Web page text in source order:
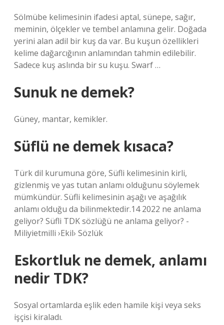
Sölmübe kelimesinin ifadesi aptal, sünepe, sağır,
meminin, ölçekler ve tembel anlamına gelir. Doğada
yerini alan adil bir kuş da var. Bu kuşun özellikleri
kelime dağarcığının anlamından tahmin edilebilir.
Sadece kuş aslında bir su kuşu. Swarf …
Sunuk ne demek?
Güney, mantar, kemikler.
Süflü ne demek kısaca?
Türk dil kurumuna göre, Süfli kelimesinin kirli,
gizlenmiş ve yas tutan anlamı olduğunu söylemek
mümkündür. Süfli kelimesinin aşağı ve aşağılık
anlamı olduğu da bilinmektedir.14 2022 ne anlama
geliyor? Süfli TDK sözlüğü ne anlama geliyor? -
Miliyietmilli ›Ekil› Sözlük
Eskortluk ne demek, anlamı
nedir TDK?
Sosyal ortamlarda eşlik eden hamile kişi veya seks
işçisi kiraladı.